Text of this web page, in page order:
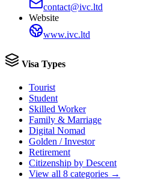
contact@ivc.ltd
Website
www.ivc.ltd
Visa Types
Tourist
Student
Skilled Worker
Family & Marriage
Digital Nomad
Golden / Investor
Retirement
Citizenship by Descent
View all 8 categories →